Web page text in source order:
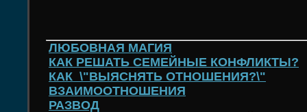
ЛЮБОВНАЯ МАГИЯ
КАК РЕШАТЬ СЕМЕЙНЫЕ КОНФЛИКТЫ?
КАК \"ВЫЯСНЯТЬ ОТНОШЕНИЯ?\"
ВЗАИМООТНОШЕНИЯ
РАЗВОД